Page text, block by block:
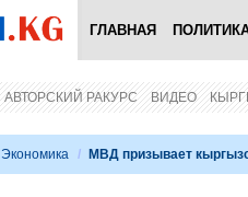
ГЛАВНАЯ
АВТОРСКИЙ РАКУРС ВИДЕО
Экономика / МВД призывает